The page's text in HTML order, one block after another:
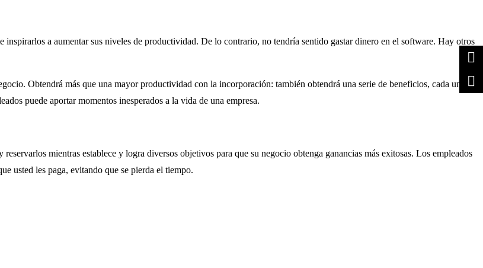
a aumentar sus niveles de productividad. De lo contrario, no tendría sentido gastar dinero en el software. Hay otros
Obtendrá más que una mayor productividad con la incorporación: también obtendrá una serie de beneficios, cada uno de
puede aportar momentos inesperados a la vida de una empresa.
mientras establece y logra diversos objetivos para que su negocio obtenga ganancias más exitosas. Los empleados
usted les paga, evitando que se pierda el tiempo.